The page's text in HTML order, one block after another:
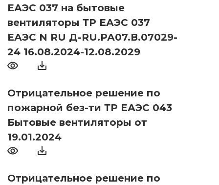
ЕАЭС 037 на бытовые
вентиляторы ТР ЕАЭС 037
ЕАЭС N RU Д-RU.РА07.В.07029-
24 16.08.2024-12.08.2029
Отрицательное решение по
пожарной без-ти ТР ЕАЭС 043
Бытовые вентиляторы от
19.01.2024
Отрицательное решение по